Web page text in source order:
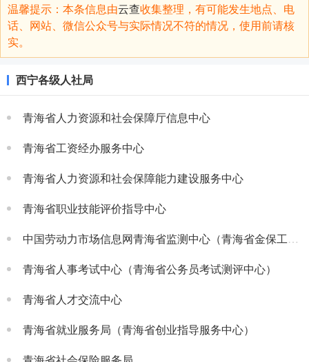
温馨提示：本条信息由云查收集整理，有可能发生地点、电
话、网站、微信公众号与实际情况不符的情况，使用前请核
实。
西宁各级人社局
青海省人力资源和社会保障厅信息中心
青海省工资经办服务中心
青海省人力资源和社会保障能力建设服务中心
青海省职业技能评价指导中心
中国劳动力市场信息网青海省监测中心（青海省金保工程管理办公室）
青海省人事考试中心（青海省公务员考试测评中心）
青海省人才交流中心
青海省就业服务局（青海省创业指导服务中心）